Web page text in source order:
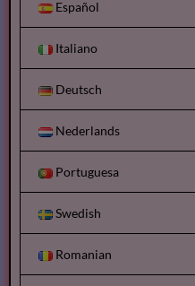
Español
Italiano
Deutsch
Nederlands
Portuguesa
Swedish
Romanian